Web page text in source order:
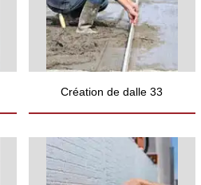
Création de dalle 33